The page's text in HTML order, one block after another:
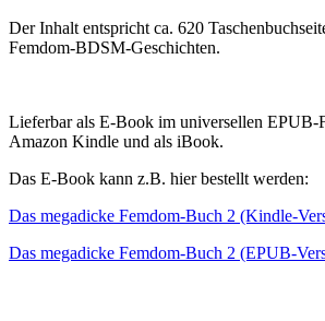
Der Inhalt entspricht ca. 620
Femdom-BDSM-Geschichten.
Lieferbar als E-Book im universellen EPUB-
Amazon Kindle und als iBook.
Das E-Book kann z.B. hier bestellt werden:
Das megadicke Femdom-Buch 2 (Kindle-
Das megadicke Femdom-Buch 2 (EPUB-